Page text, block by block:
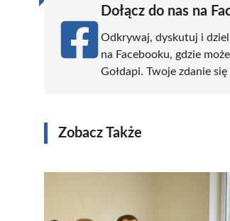
Dołącz do nas na
Odkrywaj, dyskutuj i dziel
na Facebooku, gdzie
Gołdapi. Twoje zdanie
Zobacz Także